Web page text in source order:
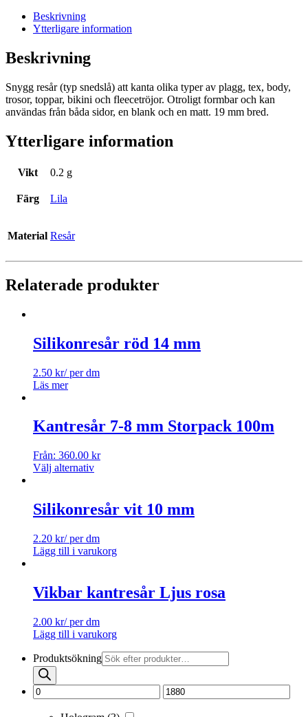
Beskrivning
Ytterligare information
Beskrivning
Snygg resår (typ snedslå) att kanta olika typer av plagg, tex, body,
trosor, toppar, bikini och fleecetröjor. Otroligt formbar och kan
användas från båda sidor, en blank och en matt. 19 mm bred.
Ytterligare information
Vikt 0.2 g
Färg Lila
Material Resår
Relaterade produkter
Silikonresår röd 14 mm
2.50 kr/ per dm
Läs mer
Kantresår 7-8 mm Storpack 100m
Från: 360.00 kr
Välj alternativ
Silikonresår vit 10 mm
2.20 kr/ per dm
Lägg till i varukorg
Vikbar kantresår Ljus rosa
2.00 kr/ per dm
Lägg till i varukorg
Produktsökning